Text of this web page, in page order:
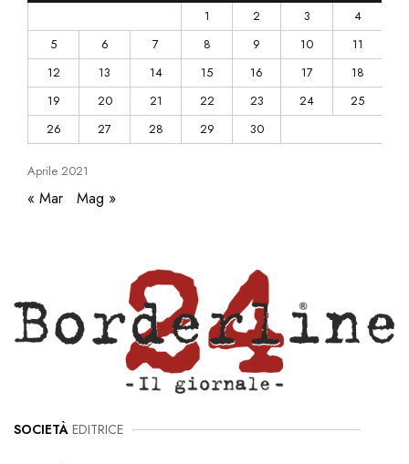
Aprile 2021
1
2 3
4
5
6 7 8 9 10
11
12
13 14 15 16 17
18
19
20 21 22 23 24
25
26
27 28 29 30
« Mar Mag »
SOCIETÀ EDITRICE